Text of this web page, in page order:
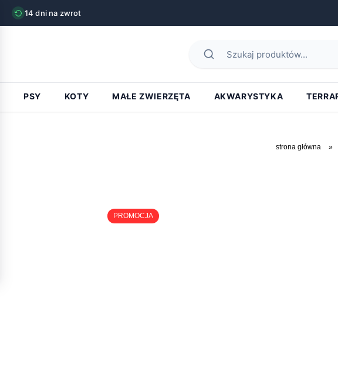
14 dni na zwrot
PSY KOTY MAŁE ZWIERZĘTA AKWARYSTYKA
strona główna »
PROMOCJA